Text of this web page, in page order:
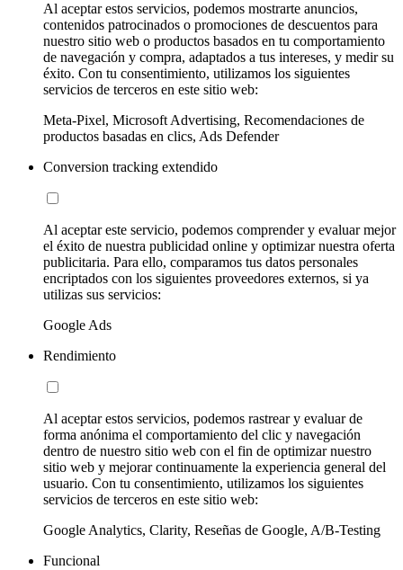
Al aceptar estos servicios, podemos mostrarte anuncios,
contenidos patrocinados o promociones de descuentos para
nuestro sitio web o productos basados en tu comportamiento
de navegación y compra, adaptados a tus intereses, y medir su
éxito. Con tu consentimiento, utilizamos los siguientes
servicios de terceros en este sitio web:
Meta-Pixel, Microsoft Advertising, Recomendaciones de
productos basadas en clics, Ads Defender
Conversion tracking extendido
Al aceptar este servicio, podemos comprender y evaluar mejor
el éxito de nuestra publicidad online y optimizar nuestra oferta
publicitaria. Para ello, comparamos tus datos personales
encriptados con los siguientes proveedores externos, si ya
utilizas sus servicios:
Google Ads
Rendimiento
Al aceptar estos servicios, podemos rastrear y evaluar de
forma anónima el comportamiento del clic y navegación
dentro de nuestro sitio web con el fin de optimizar nuestro
sitio web y mejorar continuamente la experiencia general del
usuario. Con tu consentimiento, utilizamos los siguientes
servicios de terceros en este sitio web:
Google Analytics, Clarity, Reseñas de Google, A/B-Testing
Funcional